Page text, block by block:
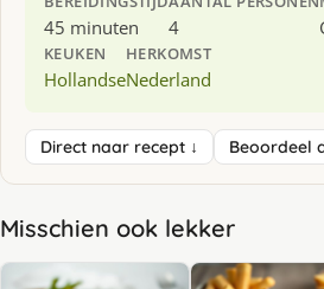
45 minuten 4
KEUKEN
Hollandse
HERKOMST
Nederland
Direct naar recept ↓ Beoordeel
Misschien ook lekker